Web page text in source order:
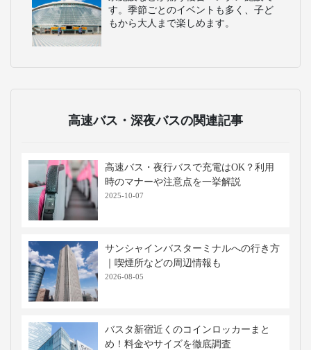
す。季節ごとのイベントも多く、子ど
もから大人まで楽しめます。
高速バス・深夜バスの関連記事
高速バス・夜行バスで充電はOK？利用
時のマナーや注意点を一挙解説
2025-10-07
サンシャインバスターミナルへの行き方
｜喫煙所などの周辺情報も
2026-08-05
バスタ新宿近くのコインロッカーまと
め！料金やサイズを徹底調査